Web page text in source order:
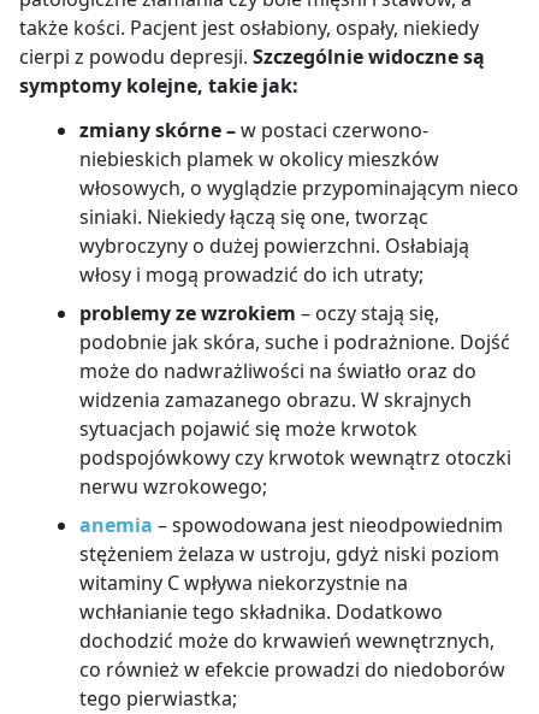
także kości. Pacjent jest osłabiony, ospały, niekiedy
cierpi z powodu depresji. Szczególnie widoczne są
symptomy kolejne, takie jak:
zmiany skórne –w postaci czerwono-
niebieskich plamek w okolicy mieszków
włosowych, o wyglądzie przypominającym nieco
siniaki. Niekiedy łączą się one, tworząc
wybroczyny o dużej powierzchni. Osłabiają
włosy i mogą prowadzić do ich utraty;
problemy ze wzrokiem – oczy stają się,
podobnie jak skóra, suche i podrażnione. Dojść
może do nadwrażliwości na światło oraz do
widzenia zamazanego obrazu. W skrajnych
sytuacjach pojawić się może krwotok
podspojówkowy czy krwotok wewnątrz otoczki
nerwu wzrokowego;
anemia – spowodowana jest nieodpowiednim
stężeniem żelaza w ustroju, gdyż niski poziom
witaminy C wpływa niekorzystnie na
wchłanianie tego składnika. Dodatkowo
dochodzić może do krwawień wewnętrznych,
co również w efekcie prowadzi do niedoborów
tego pierwiastka;